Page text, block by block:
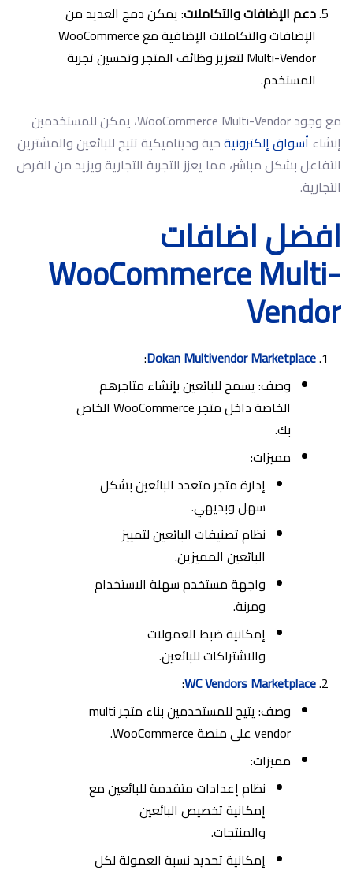
دعم الإضافات والتكاملات: يمكن دمج العديد من
الإضافات والتكاملات الإضافية مع WooCommerce
Multi-Vendor لتعزيز وظائف المتجر وتحسين تجربة
المستخدم.
مع وجود WooCommerce Multi-Vendor، يمكن للمستخدمين
إنشاء أسواق إلكترونيةحية وديناميكية تتيح للبائعين والمشترين
التفاعل بشكل مباشر، مما يعزز التجربة التجارية ويزيد من الفرص
التجارية.
افضل اضافات
WooCommerce Multi-
Vendor
Dokan Multivendor Marketplace
:
وصف: يسمح للبائعين بإنشاء متاجرهم
الخاصة داخل متجر WooCommerce الخاص
بك.
مميزات:
إدارة متجر متعدد البائعين بشكل
سهل وبديهي.
نظام تصنيفات البائعين لتمييز
البائعين المميزين.
واجهة مستخدم سهلة الاستخدام
ومرنة.
إمكانية ضبط العمولات
والاشتراكات للبائعين.
WC Vendors Marketplace
:
وصف: يتيح للمستخدمين بناء متجر multi
vendor على منصة WooCommerce.
مميزات:
نظام إعدادات متقدمة للبائعين مع
إمكانية تخصيص البائعين
والمنتجات.
إمكانية تحديد نسبة العمولة لكل